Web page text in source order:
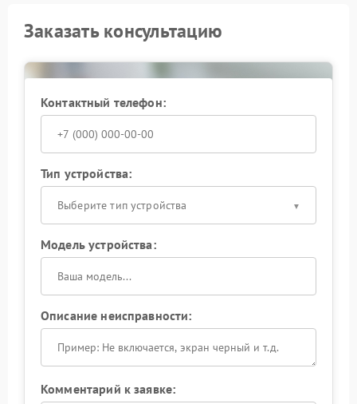
Заказать консультацию
Контактный телефон:
Тип устройства:
Выберите тип устройства
Модель устройства:
Описание неисправности:
Комментарий к заявке: